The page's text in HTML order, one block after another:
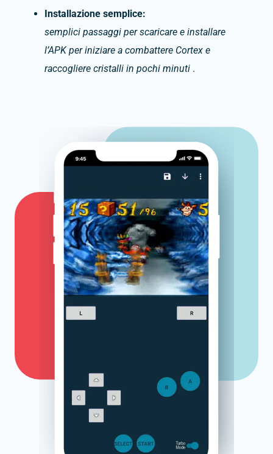
Installazione semplice:
semplici passaggi per scaricare e installare
l’APK per iniziare a combattere Cortex e
raccogliere cristalli in pochi minuti .